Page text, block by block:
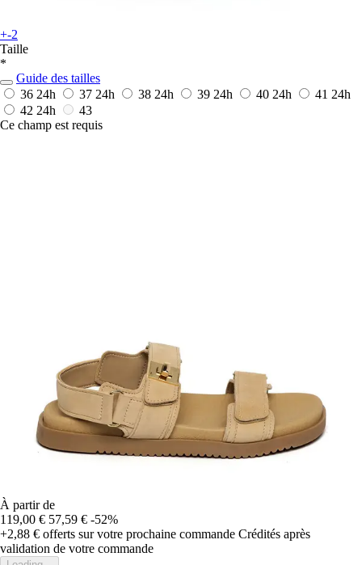
+-2
Taille
*
Guide des tailles
36 24h 37 24h 38 24h 39 24h 40 24h 41 24h
42 24h
43
Ce champ est requis
À partir de
119,00 € 57,59 € -52%
+2,88 € offerts sur votre prochaine commande Crédités après
validation de votre commande